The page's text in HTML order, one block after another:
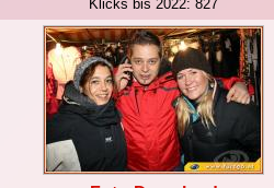
Klicks bis 2022: 827